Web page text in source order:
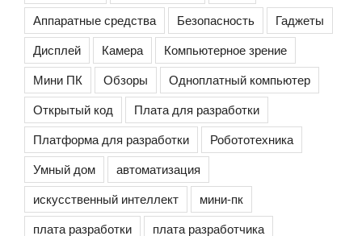
Аппаратные средства
Безопасность
Гаджеты
Дисплей
Камера
Компьютерное зрение
Мини ПК
Обзоры
Одноплатный компьютер
Открытый код
Плата для разработки
Платформа для разработки
Робототехника
Умный дом
автоматизация
искусственный интеллект
мини-пк
плата разработки
плата разработчика